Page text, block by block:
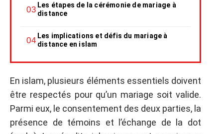
Les étapes de la cérémonie de mariage à
distance
Les implications et défis du mariage à
distance en islam
En islam, plusieurs éléments essentiels doivent
être respectés pour qu’un mariage soit valide.
Parmi eux, le consentement des deux parties, la
présence de témoins et l’échange de la dot